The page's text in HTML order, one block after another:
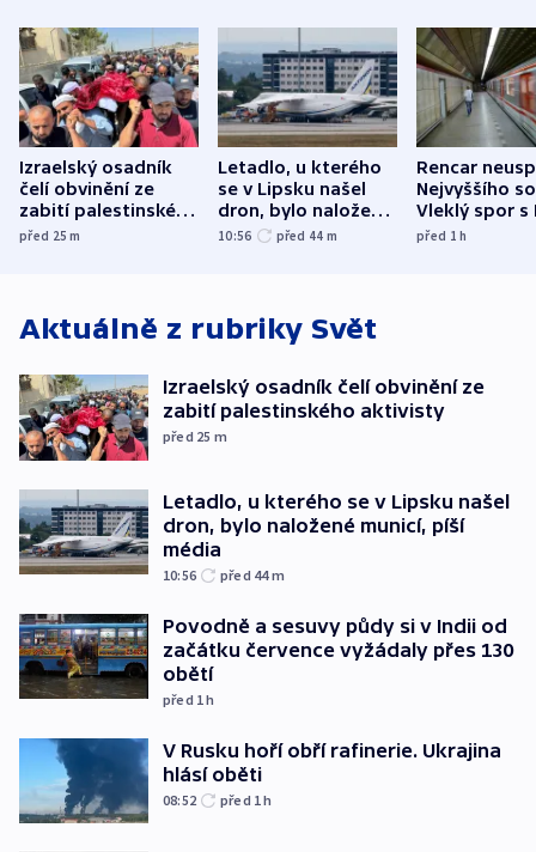
Izraelský osadník
čelí obvinění ze
zabití palestinského
aktivisty
před 25m
Letadlo, u kterého
se v Lipsku našel
dron, bylo naložené
municí, píší média
10:56 před 44 m
Rencar
Nejvyššího
Vleklý spor s
reklamní
před 1h
Aktuálně z rubriky Svět
Izraelský osadník čelí obvinění ze
zabití palestinského aktivisty
před 25 m
Letadlo, u kterého se v Lipsku našel
dron, bylo naložené municí, píší
média
10:56 před 44m
Povodně a sesuvy půdy si v Indii od
začátku července vyžádaly přes 130
obětí
před 1h
V Rusku hoří obří rafinerie. Ukrajina
hlásí oběti
08:52 před 1h